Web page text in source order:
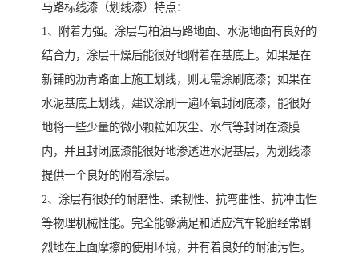
马路标线漆（划线漆）特点：
1、附着力强。涂层与柏油马路地面、水泥地面有良好的
结合力，涂层干燥后能很好地附着在基底上。如果是在
新铺的沥青路面上施工划线，则无需涂刷底漆；如果在
水泥基底上划线，建议涂刷一遍环氧封闭底漆，能很好
地将一些少量的微小颗粒如灰尘、水气等封闭在漆膜
内，并且封闭底漆能很好地渗透进水泥基层，为划线漆
提供一个良好的附着涂层。
2、涂层有很好的耐磨性、柔韧性、抗弯曲性、抗冲击性
等物理机械性能。完全能够满足和适应汽车轮胎经常剧
烈地在上面摩擦的使用环境，并有着良好的耐油污性。